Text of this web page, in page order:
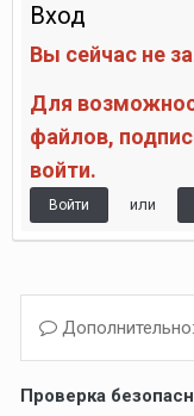
Вход
Вы сейчас не
Для
файлов,
войти.
Войти или
Проверка